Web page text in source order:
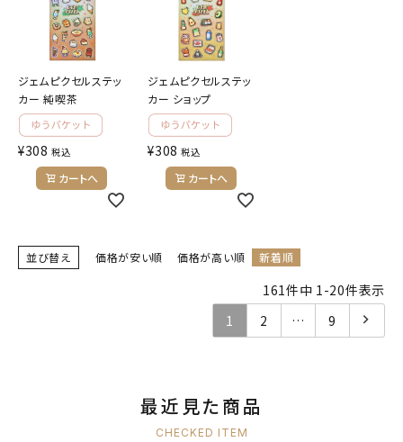
ジェムピクセルステッ
カー 純喫茶
¥308 税込
カートへ
ジェムピクセルステッ
カー ショップ
¥308 税込
カートへ
並び替え 価格が安い順 価格が高い順 新着順
161件中 1 -20件表示
1
2 … 9
最近見た商品
CHECKED ITEM